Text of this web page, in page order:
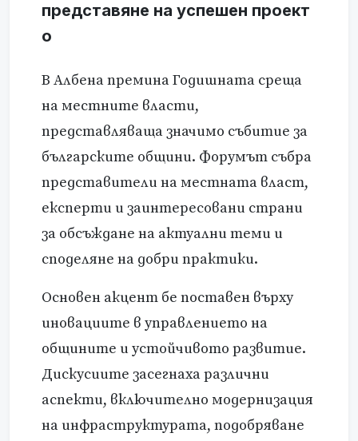
представяне на успешен проект
о
В Албена премина Годишната среща
на местните власти,
представляваща значимо събитие за
българските общини. Форумът събра
представители на местната власт,
експерти и заинтересовани страни
за обсъждане на актуални теми и
споделяне на добри практики.
Основен акцент бе поставен върху
иновациите в управлението на
общините и устойчивото развитие.
Дискусиите засегнаха различни
аспекти, включително модернизация
на инфраструктурата, подобряване